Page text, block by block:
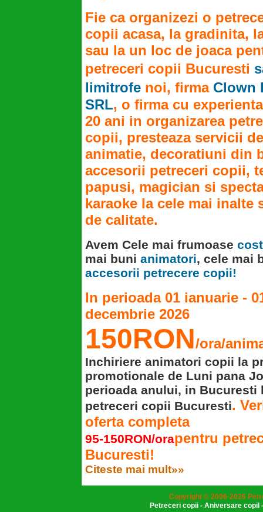
Fie ca organizezi o
copii acasa, la gradinita,
sau la un loc de joaca
petreceri copii Bucuresti
limitrofe noi, firma Clown
SRL, o firma cu
20 ani in organizarea
copii, presteaza servicii de
animatie, decoratiuni din
accesorii petreceri copii,
papusi, magician si
karaoke la cele mai inalte
de calitate.
Avem Cele mai frumoase
mai buni animatori, cele mai
accesorii petrecere copii!
In perioada 01 ianuarie -
decembrie2026
150RON/ora/
Inchiriere animatori copii la
promotionale de Luni pana
perioada anului, in Bucuresti
petreceri copii Bucuresti.
oferta completa
95-150RON/orapentru
Bucuresti!
Citeste mai mult»»
Copyright © 2006-2026
Petreceri copii - Aniversare copil